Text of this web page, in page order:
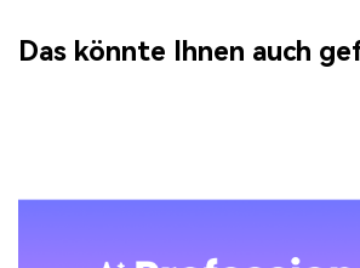
Das könnte Ihnen auch